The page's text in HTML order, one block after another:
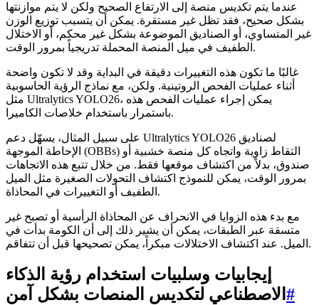
عندما يتم تكديس منصة إلى الارتفاع الصحيح ولكن لا يتم موازنتها
بشكل صحيح، فقد تظل غير مستقرة. يمكن أن يتسبب توزيع الوزن
غير المتساوي، أو الصناديق الموضوعة بشكل غير محكم، أو الاختلال
الطفيف في ميل المنصة المحملة تدريجياً بمرور الوقت.
غالبًا ما تكون هذه التغييرات دقيقة في البداية وقد لا تكون واضحة
أثناء عمليات الفحص الروتينية. ولكن، مع نماذج الرؤية الحاسوبية
مثل Ultralytics YOLO26، يمكن إجراء عمليات الفحص هذه
باستمرار باستخدام خلاصات الكاميرا.
على سبيل المثال، يسهّل دعم Ultralytics YOLO26 لصناديق
الإحاطة الموجهة (OBBs) التقاط زاوية واتجاه كل منصة خشبية أو
صندوق، بدلاً من اكتشاف موقعها فقط. من خلال تتبع هذه الاتجاهات
بمرور الوقت، يمكن للنموذج اكتشاف التحولات الصغيرة مثل الميل
الطفيف أو التغييرات في المحاذاة.
مع بدء هذه الزوايا في الانحراف عن المحاذاة الرأسية أو تصبح غير
متسقة عبر الطبقات، يمكن أن يشير ذلك إلى أن الكومة بدأت في
الميل. عند اكتشاف الاختلالات مبكراً، يمكن تصحيحها قبل أن تتفاقم.
إيجابيات وسلبيات استخدام رؤية الذكاء
الاصطناعي لتكديس المنصات بشكل آمن #